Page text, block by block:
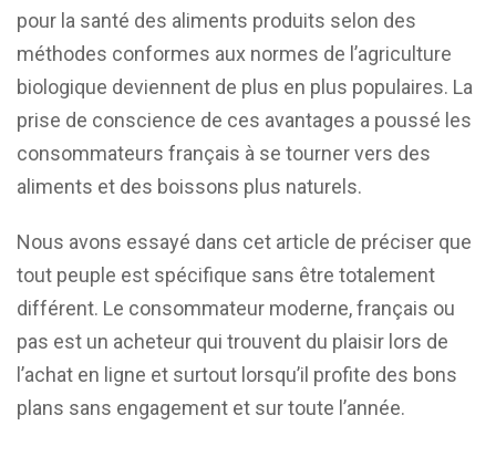
pour la santé des aliments produits selon des
méthodes conformes aux normes de l’agriculture
biologique deviennent de plus en plus populaires. La
prise de conscience de ces avantages a poussé les
consommateurs français à se tourner vers des
aliments et des boissons plus naturels.
Nous avons essayé dans cet article de préciser que
tout peuple est spécifique sans être totalement
différent. Le consommateur moderne, français ou
pas est un acheteur qui trouvent du plaisir lors de
l’achat en ligne et surtout lorsqu’il profite des bons
plans sans engagement et sur toute l’année.